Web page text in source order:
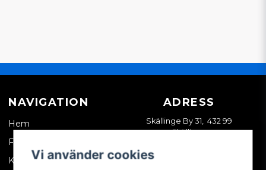
NAVIGATION
Hem
Företagskund
Kontakta oss
ADRESS
Skällinge By 31, 432 99
Skällinge
Vi använder cookies